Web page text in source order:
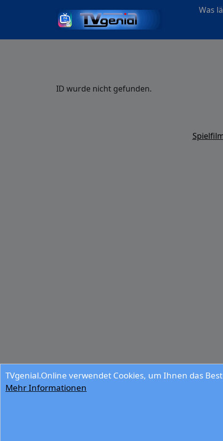
Was
TVgenial.Online verwendet Cookies, um Ihnen das
Mehr Informationen
ID wurde nicht gefunden.